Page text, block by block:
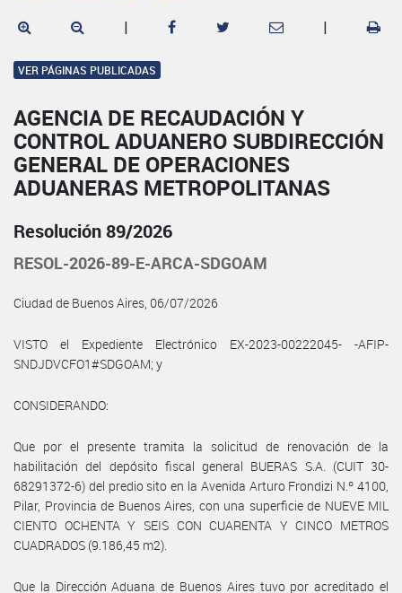
| |
VER PÁGINAS PUBLICADAS
AGENCIA DE RECAUDACIÓN Y
CONTROL ADUANERO SUBDIRECCIÓN
GENERAL DE OPERACIONES
ADUANERAS METROPOLITANAS
Resolución 89/2026
RESOL-2026-89-E-ARCA-SDGOAM
Ciudad de Buenos Aires, 06/07/2026
VISTO el Expediente Electrónico EX-2023-00222045- -AFIP-
SNDJDVCFO1#SDGOAM; y
CONSIDERANDO:
Que por el presente tramita la solicitud de renovación de la
habilitación del depósito fiscal general BUERAS S.A. (CUIT 30-
68291372-6) del predio sito en la Avenida Arturo Frondizi N.º 4100,
Pilar, Provincia de Buenos Aires, con una superficie de NUEVE MIL
CIENTO OCHENTA Y SEIS CON CUARENTA Y CINCO METROS
CUADRADOS (9.186,45 m2).
Que la Dirección Aduana de Buenos Aires tuvo por acreditado el